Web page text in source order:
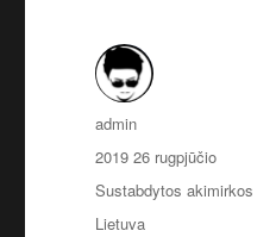
Autorius
admin
Paskelbta
2019 26 rugpjūčio
Kategorijos
Sustabdytos akimirkos
Žymos
Lietuva